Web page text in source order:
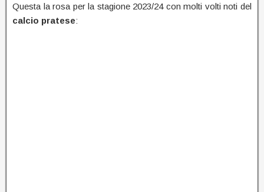
Questa la rosa per la stagione 2023/24 con molti volti noti del
calcio pratese: